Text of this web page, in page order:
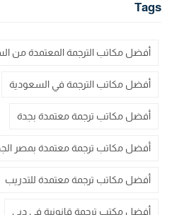
Tags
أفضل مكاتب الترجمة المعتمدة من
أفضل مكاتب الترجمة في السعودية
أفضل مكاتب ترجمة معتمدة بجدة
أفضل مكاتب ترجمة معتمدة بمصر
أفضل مكاتب ترجمة معتمدة للتدريب
أفضل مكتب ترجمة قانونية في دبي